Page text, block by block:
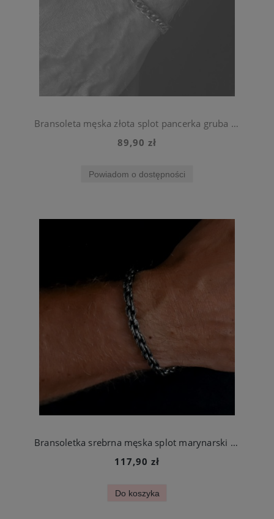
Bransoleta męska złota splot pancerka gruba 22 cm 7 mm ze stali chirurgicznej
89,90 zł
Powiadom o dostępności
Bransoletka srebrna męska splot marynarski stal chirurgiczna
117,90 zł
Do koszyka